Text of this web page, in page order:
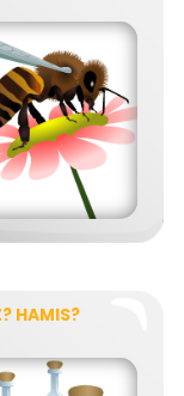
HAMIS?